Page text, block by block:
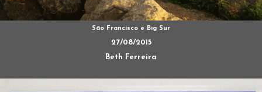
São Francisco e Big Sur
27/08/2015
Beth Ferreira